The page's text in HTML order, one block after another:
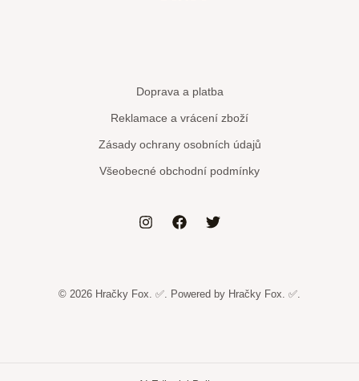
Doprava a platba
Reklamace a vrácení zboží
Zásady ochrany osobních údajů
Všeobecné obchodní podmínky
© 2026 Hračky Fox. ✅. Powered by Hračky Fox. ✅.